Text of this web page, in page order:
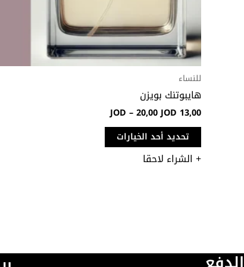
للنساء
هايبوتنك بويزن
13,00
JOD –20,00JOD
تحديد أحد الخيارات
المنتج
+ الشراء لاحقا